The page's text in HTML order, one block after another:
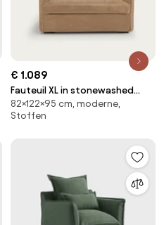
€ 1.089
Fauteuil XL in stonewashed
fluweel, Neo Chiquito
82×122×95 cm, moderne,
Stoffen